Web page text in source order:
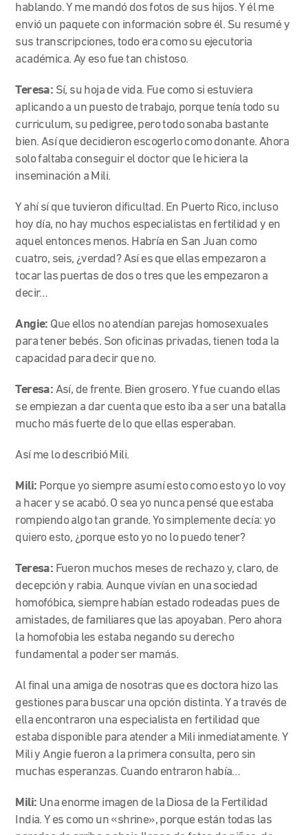
hablando. Y me mandó dos fotos de sus hijos. Y él me
envió un paquete con información sobre él. Su resumé y
sus transcripciones, todo era como su ejecutoria
académica. Ay eso fue tan chistoso.
Teresa: Sí, su hoja de vida. Fue como si estuviera
aplicando a un puesto de trabajo, porque tenía todo su
curriculum, su pedigree, pero todo sonaba bastante
bien. Así que decidieron escogerlo como donante. Ahora
solo faltaba conseguir el doctor que le hiciera la
inseminación a Mili.
Y ahí sí que tuvieron dificultad. En Puerto Rico, incluso
hoy día, no hay muchos especialistas en fertilidad y en
aquel entonces menos. Habría en San Juan como
cuatro, seis, ¿verdad? Así es que ellas empezaron a
tocar las puertas de dos o tres que les empezaron a
decir…
Angie: Que ellos no atendían parejas homosexuales
para tener bebés. Son oficinas privadas, tienen toda la
capacidad para decir que no.
Teresa: Así, de frente. Bien grosero. Y fue cuando ellas
se empiezan a dar cuenta que esto iba a ser una batalla
mucho más fuerte de lo que ellas esperaban.
Así me lo describió Mili.
Mili: Porque yo siempre asumí esto como esto yo lo voy
a hacer y se acabó. O sea yo nunca pensé que estaba
rompiendo algo tan grande. Yo simplemente decía: yo
quiero esto, ¿porque esto yo no lo puedo tener?
Teresa: Fueron muchos meses de rechazo y, claro, de
decepción y rabia. Aunque vivían en una sociedad
homofóbica, siempre habían estado rodeadas pues de
amistades, de familiares que las apoyaban. Pero ahora
la homofobia les estaba negando su derecho
fundamental a poder ser mamás.
Al final una amiga de nosotras que es doctora hizo las
gestiones para buscar una opción distinta. Y a través de
ella encontraron una especialista en fertilidad que
estaba disponible para atender a Mili inmediatamente. Y
Mili y Angie fueron a la primera consulta, pero sin
muchas esperanzas. Cuando entraron había…
Mili: Una enorme imagen de la Diosa de la Fertilidad
India. Y es como un «shrine», porque están todas las